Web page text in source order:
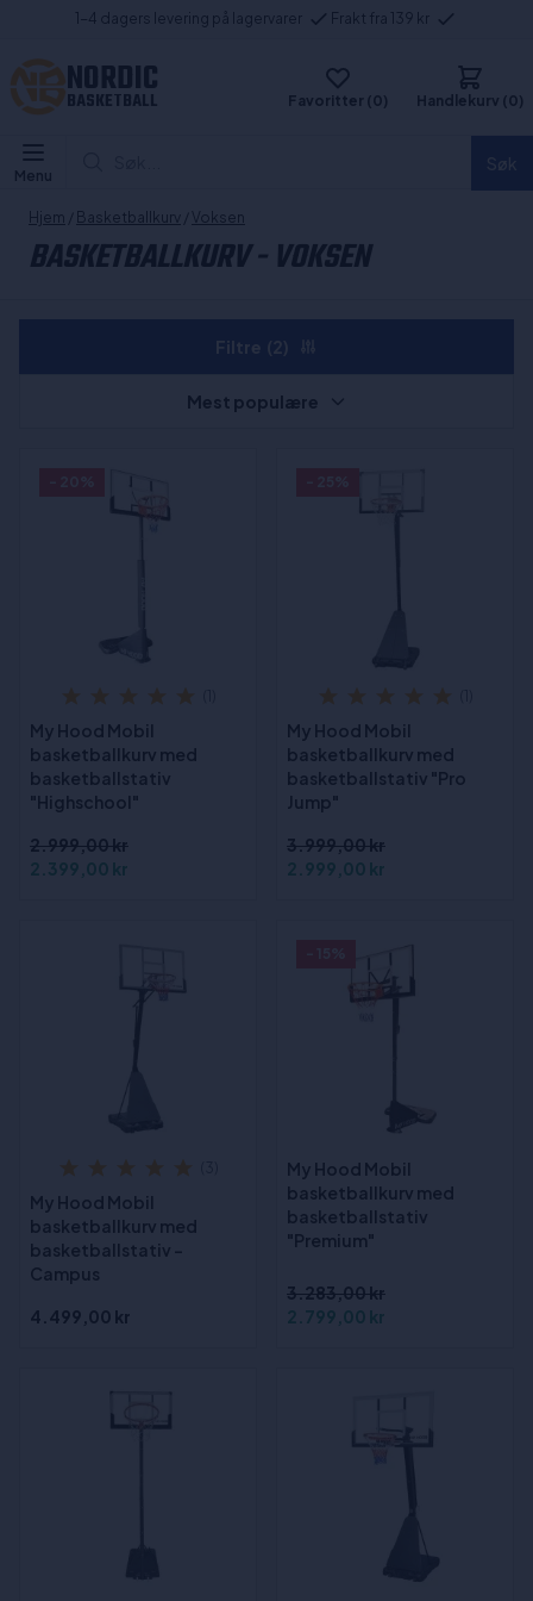
1-4 dagers levering på lagervarer Frakt fra 139 kr
NORDIC
BASKETBALL Favoritter (0) Handlekurv (0)
Menu
Hjem / Basketballkurv / Voksen
BASKETBALLKURV - VOKSEN
My Hood Mobil
basketballkurv med
basketballstativ
"Highschool"
2.999,00 kr
2.399,00 kr
My Hood Mobil
basketballkurv med
basketballstativ "Pro
Jump"
3.999,00 kr
2.999,00 kr
My Hood Mobil
basketballkurv med
basketballstativ -
Campus
4.499,00 kr
My Hood Mobil
basketballkurv med
basketballstativ
"Premium"
3.283,00 kr
2.799,00 kr
Mest populære